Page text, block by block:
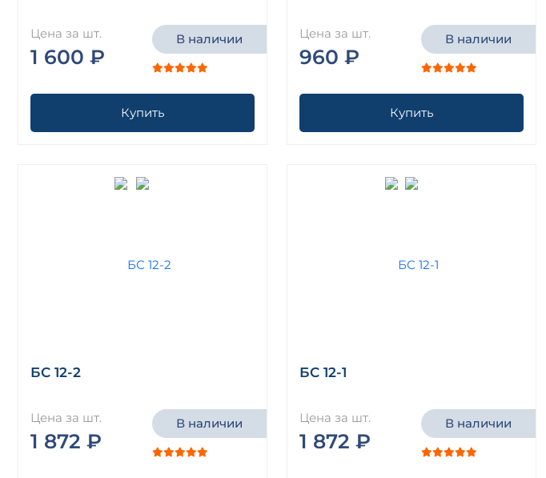
Цена за шт.
1 600 ₽
В наличии
Купить
Цена за шт.
960 ₽
В наличии
Купить
БС 12-2
Цена за шт.
1 872 ₽
В наличии
БС 12-1
Цена за шт.
1 872 ₽
В наличии